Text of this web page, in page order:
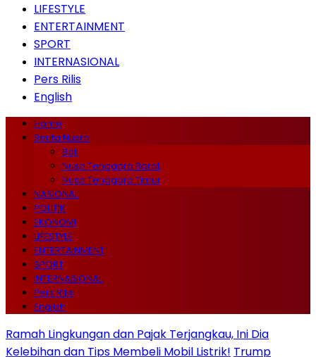
LIFESTYLE
ENTERTAINMENT
SPORT
INTERNASIONAL
Pers Rilis
English
Home
Berita Nusra
Bali
Nusa Tenggara Barat
Nusa Tenggara Timur
NASIONAL
POLITIK
EKONOMI
LIFESTYLE
ENTERTAINMENT
SPORT
INTERNASIONAL
Pers Rilis
English
Ramah Lingkungan dan Pajak Terjangkau, Ini Dia
Kelebihan dan Tips Membeli Mobil Listrik! Trump